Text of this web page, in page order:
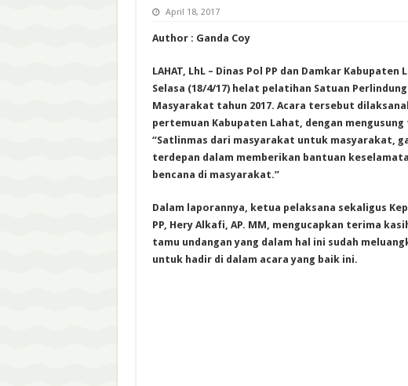
April 18, 2017
Author : Ganda Coy
LAHAT, LhL – Dinas Pol PP dan Damkar Kabupaten
Selasa (18/4/17) helat pelatihan Satuan
Masyarakat tahun 2017. Acara tersebut
pertemuan Kabupaten Lahat, dengan mengusung
“Satlinmas dari masyarakat untuk masyarakat,
terdepan dalam memberikan bantuan
bencana di masyarakat.”
Dalam laporannya, ketua pelaksana sekaligus
PP, Hery Alkafi, AP. MM, mengucapkan terima
tamu undangan yang dalam hal ini sudah
untuk hadir di dalam acara yang baik ini.